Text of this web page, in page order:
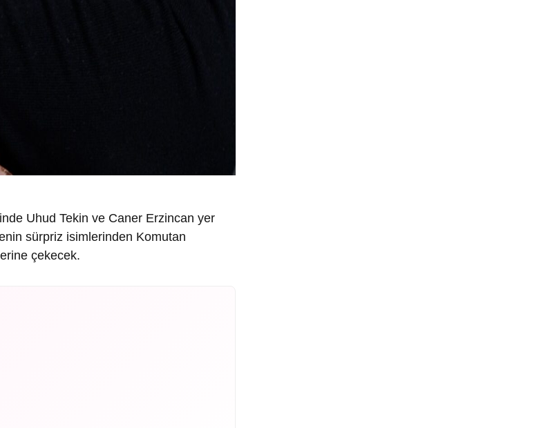
Uhud Tekin ve Caner Erzincan yer
sürpriz isimlerinden Komutan
çekecek.